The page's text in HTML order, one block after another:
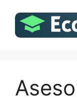
contenido